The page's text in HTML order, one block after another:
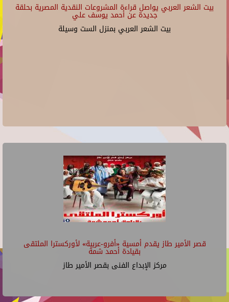
بيت الشعر العربي يواصل قراءة المشروعات النقدية المصرية بحلقة
جديدة عن أحمد يوسف علي
بيت الشعر العربي بمنزل الست وسيلة
قصر الأمير طاز يقدم أمسية «أفرو-عربية» لأوركسترا الملتقى
بقيادة أحمد شمة
مركز الإبداع الفنى بقصر الأمير طاز